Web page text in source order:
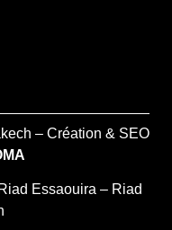
– Création & SEO
Riad Essaouira – Riad